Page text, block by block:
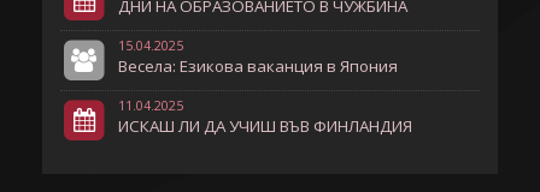
ДНИ НА ОБРАЗОВАНИЕТО В ЧУЖБИНА
15.04.2025
Весела: Езикова ваканция в Япония
11.04.2025
ИСКАШ ЛИ ДА УЧИШ ВЪВ ФИНЛАНДИЯ